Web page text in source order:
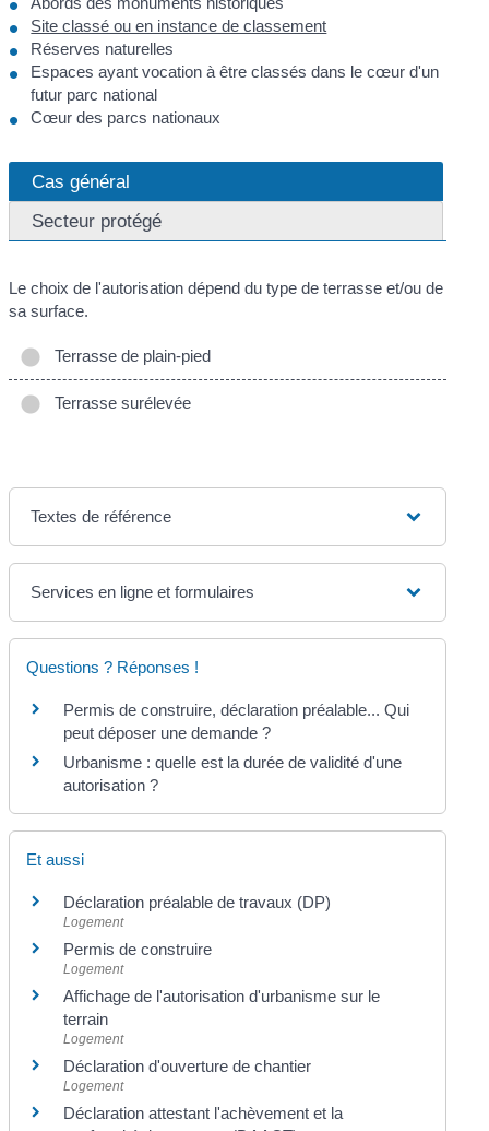
Site classé ou en instance de classement
Réserves naturelles
Espaces ayant vocation à être classés dans le cœur d'un
futur parc national
Cœur des parcs nationaux
Cas général
Secteur protégé
Le choix de l'autorisation dépend du type de terrasse et/ou de
sa surface.
Terrasse de plain-pied
Terrasse surélevée
Textes de référence
Services en ligne et formulaires
Questions ? Réponses !
Permis de construire, déclaration préalable... Qui
peut déposer une demande ?
Urbanisme : quelle est la durée de validité d'une
autorisation ?
Et aussi
Déclaration préalable de travaux (DP)
Logement
Permis de construire
Logement
Affichage de l'autorisation d'urbanisme sur le
terrain
Logement
Déclaration d'ouverture de chantier
Logement
Déclaration attestant l'achèvement et la